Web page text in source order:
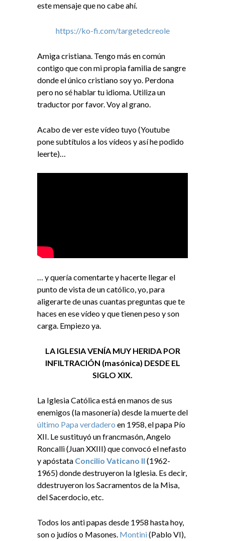
este mensaje que no cabe ahí.
https://ko-fi.com/targetedcreole
Amiga cristiana. Tengo más en común
contigo que con mi propia familia de sangre
donde el único cristiano soy yo. Perdona
pero no sé hablar tu idioma. Utiliza un
traductor por favor. Voy al grano.
Acabo de ver este vídeo tuyo (Youtube
pone subtítulos a los vídeos y así he podido
leerte)…
… y quería comentarte y hacerte llegar el
punto de vista de un católico, yo, para
aligerarte de unas cuantas preguntas que te
haces en ese vídeo y que tienen peso y son
carga. Empiezo ya.
LA IGLESIA VENÍA MUY HERIDA POR
INFILTRACIÓN (masónica) DESDE EL
SIGLO XIX.
La Iglesia Católica está en manos de sus
enemigos (la masonería) desde la muerte del
último Papa verdadero en 1958, el papa Pío
XII. Le sustituyó un francmasón, Angelo
Roncalli (Juan XXIII) que convocó el nefasto
y apóstata Concilio Vaticano II (1962-
1965) donde destruyeron la Iglesia. Es decir,
ddestruyeron los Sacramentos de la Misa,
del Sacerdocio, etc.
Todos los anti papas desde 1958 hasta hoy,
son o judíos o Masones. Montini(Pablo VI),